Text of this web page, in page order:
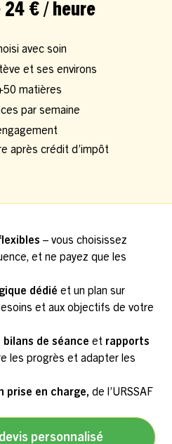
€ / heure
avec soin
et ses environs
matières
par semaine
après crédit d’impôt
– vous choisissez
et ne payez que les
dédié et un plan sur
et aux objectifs de votre
de séance et rapports
les progrès et adapter les
prise en charge, de l’URSSAF
personnalisé